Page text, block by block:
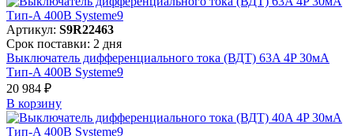
Артикул: S9R22463
Срок поставки: 2 дня
Выключатель дифференциального тока (ВДТ) 63A 4P 30мА
Тип-A 400В Systeme9
20 984 ₽
В корзинy